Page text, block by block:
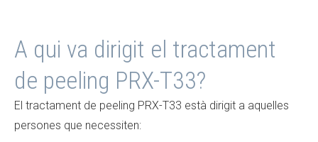
A qui va dirigit el tractament
de peeling PRX-T33?
El tractament de peeling PRX-T33 està dirigit a aquelles
persones que necessiten: